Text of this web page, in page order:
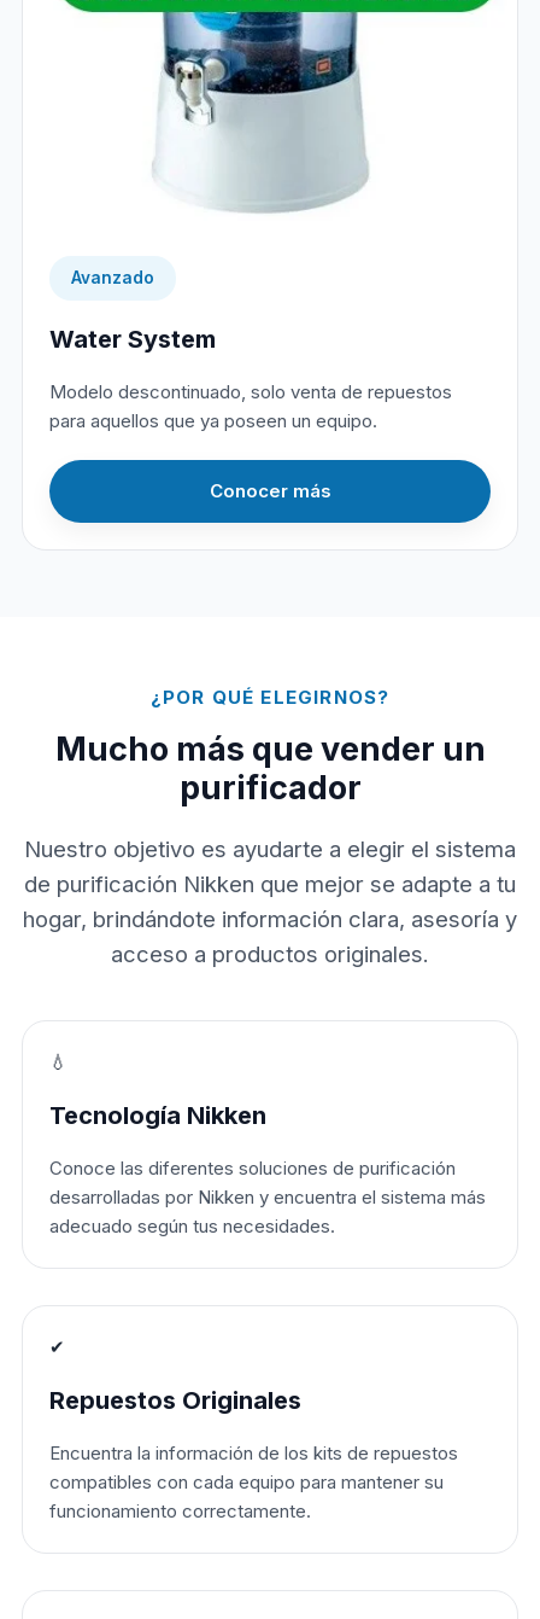
Avanzado
Water System
Modelo descontinuado, solo venta de repuestos
para aquellos que ya poseen un equipo.
Conocer más
¿POR QUÉ ELEGIRNOS?
Mucho más que vender un
purificador
Nuestro objetivo es ayudarte a elegir el sistema
de purificación Nikken que mejor se adapte a tu
hogar, brindándote información clara, asesoría y
acceso a productos originales.
💧
Tecnología Nikken
Conoce las diferentes soluciones de purificación
desarrolladas por Nikken y encuentra el sistema más
adecuado según tus necesidades.
✔
Repuestos Originales
Encuentra la información de los kits de repuestos
compatibles con cada equipo para mantener su
funcionamiento correctamente.